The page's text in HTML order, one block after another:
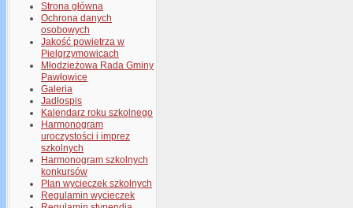
Strona główna
Ochrona danych
osobowych
Jakość powietrza w
Pielgrzymowicach
Młodzieżowa Rada Gminy
Pawłowice
Galeria
Jadłospis
Kalendarz roku szkolnego
Harmonogram
uroczystości i imprez
szkolnych
Harmonogram szkolnych
konkursów
Plan wycieczek szkolnych
Regulamin wycieczek